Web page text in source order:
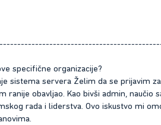
specifične organizacije?
sistema servera Želim da se prijavim
ranije obavljao. Kao bivši admin,
rada i liderstva. Ovo iskustvo mi